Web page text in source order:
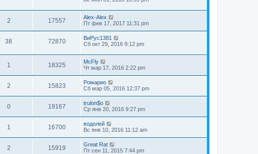
2 17557
Alex-Alex
Пт фев 17, 2017 11:31 pm
38 72870
ВиРус1381
Сб окт 29, 2016 9:12 pm
1 18325
McFly
Чт мар 17, 2016 2:22 pm
2 15823
Ромарио
Сб мар 05, 2016 12:37 pm
0 19167
trulon$o
Ср янв 20, 2016 9:27 pm
1 16700
водолей
Вс янв 10, 2016 11:12 am
2 15919
Great Rat
Пт сен 11, 2015 7:44 pm